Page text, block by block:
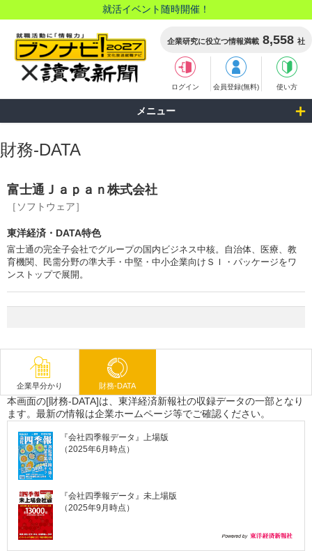
就活イベント随時開催！
企業研究に役立つ情報満載 8,558 社
ログイン 会員登録(無料) 使い方
メニュー
財務-DATA
富士通Ｊａｐａｎ株式会社
［ソフトウェア］
東洋経済・DATA特色
富士通の完全子会社でグループの国内ビジネス中核。自治体、医療、教
育機関、民需分野の準大手・中堅・中小企業向けＳＩ・パッケージをワ
ンストップで展開。
企業早分かり 財務-DATA
本画面の[財務-DATA]は、東洋経済新報社の収録データの一部となり
ます。最新の情報は企業ホームページ等でご確認ください。
『会社四季報データ』上場版
（2025年6月時点）
『会社四季報データ』未上場版
（2025年9月時点）